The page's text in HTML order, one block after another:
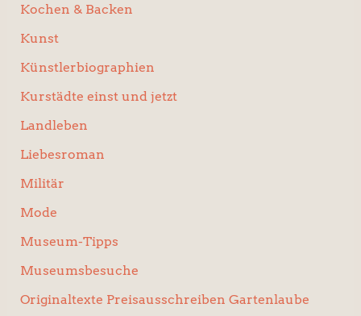
Kochen & Backen
Kunst
Künstlerbiographien
Kurstädte einst und jetzt
Landleben
Liebesroman
Militär
Mode
Museum-Tipps
Museumsbesuche
Originaltexte Preisausschreiben Gartenlaube